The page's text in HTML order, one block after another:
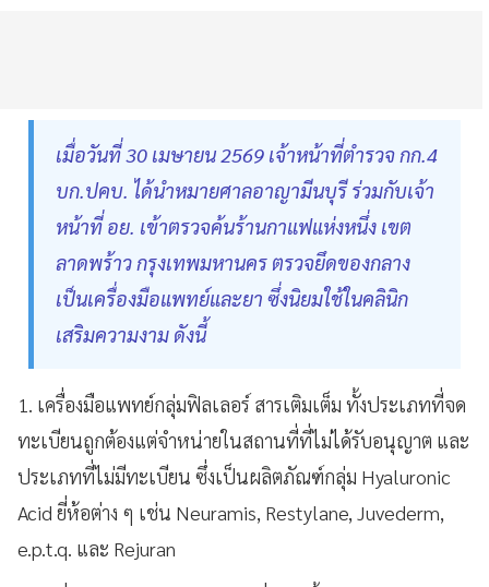
เมื่อวันที่ 30 เมษายน 2569 เจ้าหน้าที่ตำรวจ กก.4
บก.ปคบ. ได้นำหมายศาลอาญามีนบุรี ร่วมกับเจ้า
หน้าที่ อย. เข้าตรวจค้นร้านกาแฟแห่งหนึ่ง เขต
ลาดพร้าว กรุงเทพมหานคร ตรวจยึดของกลาง
เป็นเครื่องมือแพทย์และยา ซึ่งนิยมใช้ในคลินิก
เสริมความงาม ดังนี้
1. เครื่องมือแพทย์กลุ่มฟิลเลอร์ สารเติมเต็ม ทั้งประเภทที่จด
ทะเบียนถูกต้องแต่จำหน่ายในสถานที่ที่ไม่ได้รับอนุญาต และ
ประเภทที่ไม่มีทะเบียน ซึ่งเป็นผลิตภัณฑ์กลุ่ม Hyaluronic
Acid ยี่ห้อต่าง ๆ เช่น Neuramis, Restylane, Juvederm,
e.p.t.q. และ Rejuran